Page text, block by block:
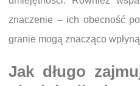
znaczenie – ich obecność
granie mogą znacząco
Jak długo